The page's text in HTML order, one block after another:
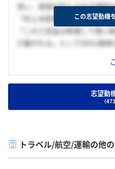
添い、地域が抱える社会課題
「村上木彫堆朱」という工芸
「この工芸品は修理して使い
け継がれる」というSDGs精
旅行客に感動を与え、地域で
り口から地方創生につなげ
この志望動機
志望動
（
トラベル/航空/運輸の他